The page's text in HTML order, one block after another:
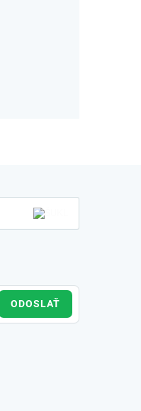
ODOSLAŤ